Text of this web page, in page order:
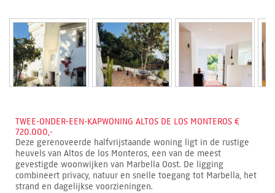
TWEE-ONDER-EEN-KAPWONING ALTOS DE LOS MONTEROS €
720.000,-
Deze gerenoveerde halfvrijstaande woning ligt in de rustige
heuvels van Altos de los Monteros, een van de meest
gevestigde woonwijken van Marbella Oost. De ligging
combineert privacy, natuur en snelle toegang tot Marbella, het
strand en dagelijkse voorzieningen.